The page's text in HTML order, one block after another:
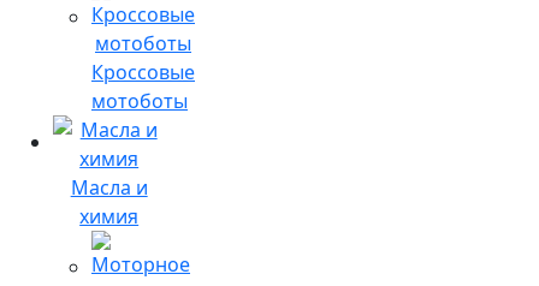
Кроссовые
мотоботы
Масла и
химия